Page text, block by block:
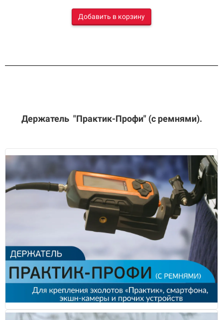
Добавить в корзину
Держатель "Практик-Профи" (с ремнями).